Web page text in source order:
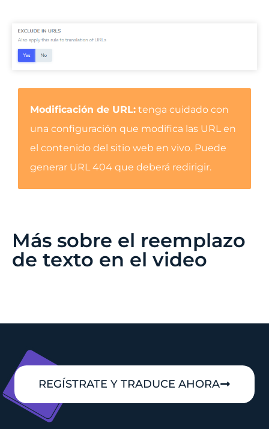
Modificación de URL: tenga cuidado con
una configuración que modifica las URL en
el contenido del sitio web en vivo. Puede
generar URL 404 que deberá redirigir.
Más sobre el reemplazo
de texto en el video
REGÍSTRATE Y TRADUCE AHORA